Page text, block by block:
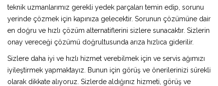
teknik uzmanlarımız gerekli yedek parçaları temin edip, sorunu
yerinde çözmek için kapınıza gelecektir. Sorunun çözümüne dair
en doğru ve hızlı çözüm alternatiflerini sizlere sunacaktır. Sizlerin
onay vereceği çözümü doğrultusunda arıza hızlıca giderilir.
Sizlere daha iyi ve hızlı hizmet verebilmek için ve servis ağımızı
iyileştirmek yapmaktayız. Bunun için görüş ve önerilerinizi sürekli
olarak dikkate alıyoruz. Sizlerde aldığınız hizmeti, görüş ve